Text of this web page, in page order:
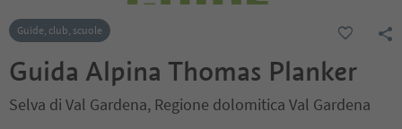
Guide, club, scuole
Guida Alpina Thomas Planker
Selva di Val Gardena, Regione dolomitica Val Gardena